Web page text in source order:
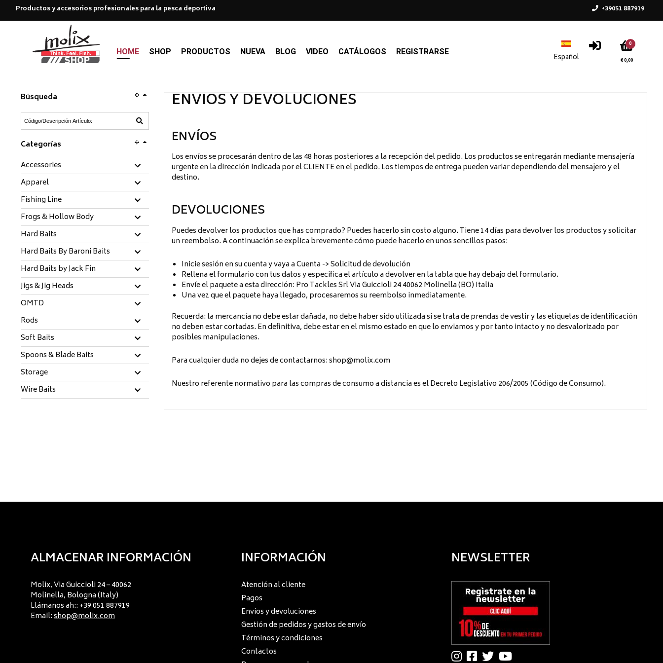
Productos y accesorios profesionales para la pesca deportiva +39051 887919
0
€ 0,00
HOME SHOP PRODUCTOS NUEVA BLOG VIDEO CATÁLOGOS REGISTRARSE
Búsqueda
Categorías
Accessories
Apparel
Fishing Line
Frogs & Hollow Body
Hard Baits
Hard Baits By Baroni Baits
Hard Baits by Jack Fin
Jigs & Jig Heads
OMTD
Rods
Soft Baits
Spoons & Blade Baits
Storage
Wire Baits
ENVÍOS Y DEVOLUCIONES
ENVÍOS
Los envíos se procesarán dentro de las 48 horas posteriores a la recepción del pedido. Los productos se entregarán mediante mensajería
urgente en la dirección indicada por el CLIENTE en el pedido. Los tiempos de entrega pueden variar dependiendo del mensajero y el
destino.
DEVOLUCIONES
Puedes devolver los productos que has comprado? Puedes hacerlo sin costo alguno. Tiene 14 días para devolver los productos y solicitar
un reembolso. A continuación se explica brevemente cómo puede hacerlo en unos sencillos pasos:
Inicie sesión en su cuenta y vaya a Cuenta -> Solicitud de devolución
Rellena el formulario con tus datos y especifica el artículo a devolver en la tabla que hay debajo del formulario.
Envíe el paquete a esta dirección: Pro Tackles Srl Via Guiccioli 24 40062 Molinella (BO) Italia
Una vez que el paquete haya llegado, procesaremos su reembolso inmediatamente.
Recuerda: la mercancía no debe estar dañada, no debe haber sido utilizada si se trata de prendas de vestir y las etiquetas de identificación
no deben estar cortadas. En definitiva, debe estar en el mismo estado en que lo enviamos y por tanto intacto y no desvalorizado por
posibles manipulaciones.
Para cualquier duda no dejes de contactarnos:shop@molix.com
Nuestro referente normativo para las compras de consumo a distancia es el Decreto Legislativo 206/2005 (Código de Consumo).
ALMACENAR INFORMACIÓN
Molix, Via Guiccioli 24 – 40062
Molinella, Bologna (Italy)
Llámanos ah:: +39 051 887919
Email:shop@molix.com
INFORMACIÓN
Atención al cliente
Pagos
Envíos y devoluciones
Gestión de pedidos y gastos de envío
Términos y condiciones
Contactos
NEWSLETTER